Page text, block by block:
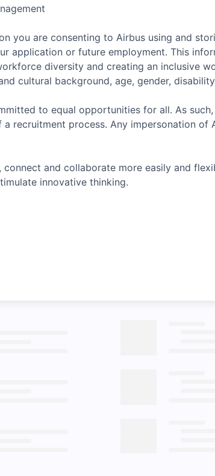
you are consenting to Airbus using and
application or future employment. This
diversity and creating an inclusive
cultural background, age, gender,
to equal opportunities for all. As
a recruitment process. Any impersonation
and collaborate more easily and
innovative thinking.